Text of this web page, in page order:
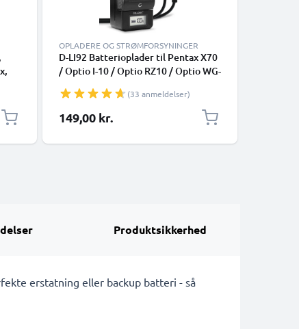
OPLADERE OG STRØMFORSYNINGER
D-LI92 Batterioplader til Pentax X70
/ Optio I-10 / Optio RZ10 / Optio WG-
CELLONIC
(33 anmeldelser)
149,00 kr.
Produktsikkerhed
erstatning eller backup batteri - så